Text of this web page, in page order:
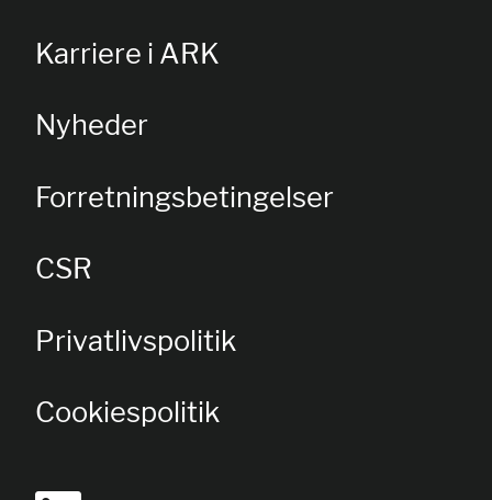
Karriere i ARK
Nyheder
Forretningsbetingelser
CSR
Privatlivspolitik
Cookiespolitik